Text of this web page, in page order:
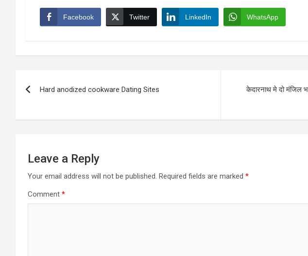
Facebook Twitter LinkedIn WhatsApp
navigation
Hard anodized cookware Dating Sites
केदारनाथ मे दो मंजिल
Leave a Reply
Your email address will not be published. Required fields are marked *
Comment *